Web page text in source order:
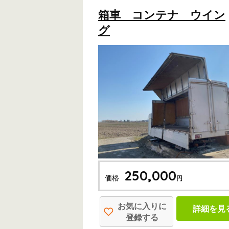
箱車 コンテナ ウイン
グ
価格 250,000円
お気に入りに
登録する
詳細を見